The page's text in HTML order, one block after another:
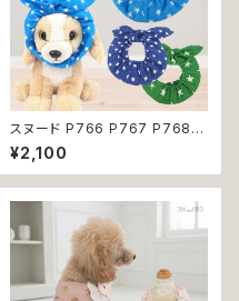
スヌード P766 P767 P768
カチューシャ うさ耳 たれ耳 うさ
みみ ドッグウェア ドッグ ウェア
ドッグウエア 犬 猫 ペット 服 犬
犬 濡れ防止 汚れ防止 返品交換
不可
¥2,100